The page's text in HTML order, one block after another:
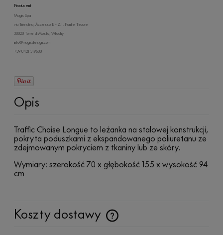
Producent
Magis Spa
via Triestina, Accesso E - Z.I. Ponte Tezze
30020 Torre di Mosto, Włochy
info@magisdesign.com
+39 0421 319600
Opis
Traffic Chaise Longue to leżanka na stalowej konstrukcji,
pokryta poduszkami z ekspandowanego poliuretanu ze
zdejmowanym pokryciem z tkaniny lub ze skóry.
Wymiary: szerokość 70 x głębokość 155 x wysokość 94
cm
Koszty dostawy
Cena nie zawiera ewentualnych kosztów płatności